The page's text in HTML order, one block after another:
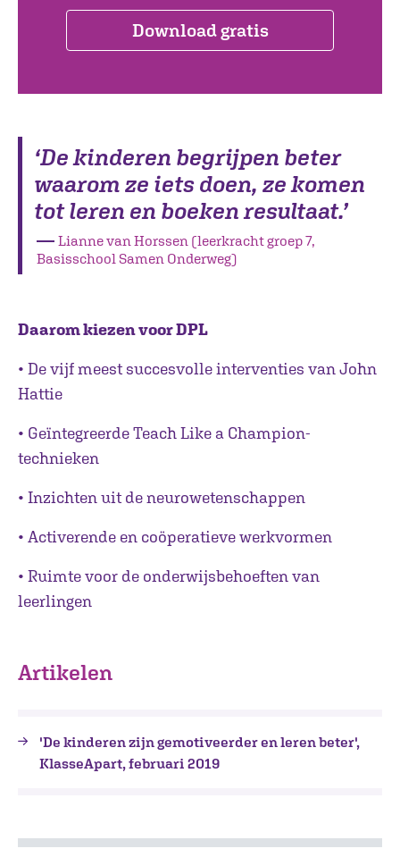
Download gratis
‘De kinderen begrijpen beter
waarom ze iets doen, ze komen
tot leren en boeken resultaat.’
― Lianne van Horssen (leerkracht groep 7,
Basisschool Samen Onderweg)
Daarom kiezen voor DPL
• De vijf meest succesvolle interventies van John
Hattie
• Geïntegreerde Teach Like a Champion-
technieken
• Inzichten uit de neurowetenschappen
• Activerende en coöperatieve werkvormen
• Ruimte voor de onderwijsbehoeften van
leerlingen
Artikelen
'De kinderen zijn gemotiveerder en leren beter',
KlasseApart, februari 2019